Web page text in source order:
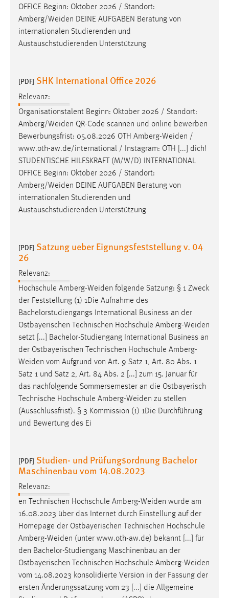
OFFICE Beginn: Oktober 2026 / Standort:
Amberg/Weiden DEINE AUFGABEN Beratung von
internationalen Studierenden und
Austauschstudierenden Unterstützung
[PDF] SHK International Office 2026
Relevanz:
Organisationstalent Beginn: Oktober 2026 / Standort:
Amberg/Weiden QR-Code scannen und online bewerben
Bewerbungsfrist: 05.08.2026 OTH Amberg-Weiden /
www.oth-aw.de/international / Instagram: OTH [...] dich!
STUDENTISCHE HILFSKRAFT (M/W/D) INTERNATIONAL
OFFICE Beginn: Oktober 2026 / Standort:
Amberg/Weiden DEINE AUFGABEN Beratung von
internationalen Studierenden und
Austauschstudierenden Unterstützung
[PDF] Satzung ueber Eignungsfeststellung v. 04
26
Relevanz:
Hochschule Amberg-Weiden folgende Satzung: § 1 Zweck
der Feststellung (1) 1Die Aufnahme des
Bachelorstudiengangs International Business an der
Ostbayerischen Technischen Hochschule Amberg-Weiden
setzt [...] Bachelor-Studiengang International Business an
der Ostbayerischen Technischen Hochschule Amberg-
Weiden vom Aufgrund von Art. 9 Satz 1, Art. 80 Abs. 1
Satz 1 und Satz 2, Art. 84 Abs. 2 [...] zum 15. Januar für
das nachfolgende Sommersemester an die Ostbayerisch
Technische Hochschule Amberg-Weiden zu stellen
(Ausschlussfrist). § 3 Kommission (1) 1Die Durchführung
und Bewertung des Ei
[PDF] Studien- und Prüfungsordnung Bachelor
Maschinenbau vom 14.08.2023
Relevanz:
en Technischen Hochschule Amberg-Weiden wurde am
16.08.2023 über das Internet durch Einstellung auf der
Homepage der Ostbayerischen Technischen Hochschule
Amberg-Weiden (unter www.oth-aw.de) bekannt [...] für
den Bachelor-Studiengang Maschinenbau an der
Ostbayerischen Technischen Hochschule Amberg-Weiden
vom 14.08.2023 konsolidierte Version in der Fassung der
ersten Änderungssatzung vom 23 [...] die Allgemeine
Zweck:
Wird benötigt um die Chatfunktion nutzen zu können.
Cookie Laufzeit:
MibewSessionID, mibew-chat-frame-style-
Login
Name:
fe_user, be_user, be_lastLoginProvider
Zweck:
Dieser Cookie ist notwendig um sich an der Website
einloggen zu können.
Cookie Laufzeit:
24 Stunden
STATISTIK
unsere Besucher unsere Website nutzen.
Matomo
Name:
_pk_ref, _pk_cvar, _pk_id, _pk_ses
Zugriffsstatistik
Cookie Laufzeit:
Max. 13 Monate
Marketing Cookies werden von Drittanbietern
verwendet, um personalisierte Werbung anzuzeigen.
hinweg verfolgen.
Google Ads
Name:
_gcl_au
Anbieter:
Google Ireland Limited